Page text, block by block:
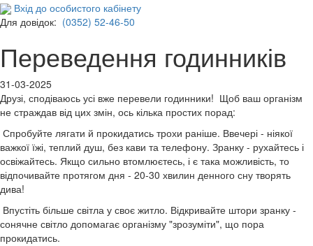
Вхід до особистого кабінету
Для довідок: (0352) 52-46-50
Переведення годинників
31-03-2025
Друзі, сподіваюсь усі вже перевели годинники! Щоб ваш організм
не страждав від цих змін, ось кілька простих порад:
Спробуйте лягати й прокидатись трохи раніше. Ввечері - ніякої
важкої їжі, теплий душ, без кави та телефону. Зранку - рухайтесь і
освіжайтесь. Якщо сильно втомлюєтесь, і є така можливість, то
відпочивайте протягом дня - 20-30 хвилин денного сну творять
дива!
Впустіть більше світла у своє житло. Відкривайте штори зранку -
сонячне світло допомагає організму "зрозуміти", що пора
прокидатись.